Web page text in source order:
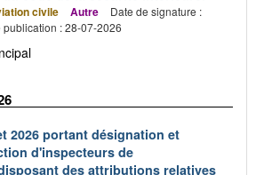
civile Autre
Date de signature :
publication : 28-07-2026
2026 portant désignation et
d'inspecteurs de
des attributions relatives